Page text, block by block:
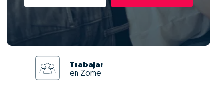
Trabajar
en Zome